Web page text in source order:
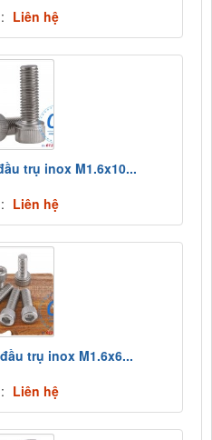
Liên hệ
trụ inox M1.6x10...
Liên hệ
trụ inox M1.6x6...
Liên hệ